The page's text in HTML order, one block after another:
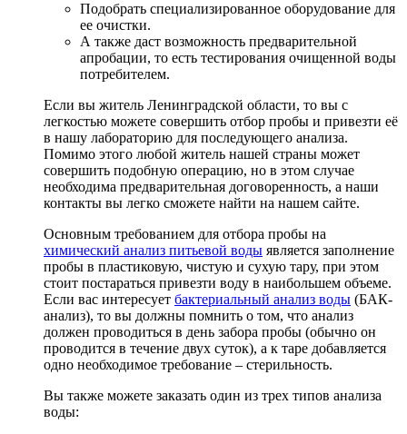
Подобрать специализированное оборудование для
ее очистки.
А также даст возможность предварительной
апробации, то есть тестирования очищенной воды
потребителем.
Если вы житель Ленинградской области, то вы с
легкостью можете совершить отбор пробы и привезти её
в нашу лабораторию для последующего анализа.
Помимо этого любой житель нашей страны может
совершить подобную операцию, но в этом случае
необходима предварительная договоренность, а наши
контакты вы легко сможете найти на нашем сайте.
Основным требованием для отбора пробы на
химический анализ питьевой воды является заполнение
пробы в пластиковую, чистую и сухую тару, при этом
стоит постараться привезти воду в наибольшем объеме.
Если вас интересует бактериальный анализ воды (БАК-
анализ), то вы должны помнить о том, что анализ
должен проводиться в день забора пробы (обычно он
проводится в течение двух суток), а к таре добавляется
одно необходимое требование – стерильность.
Вы также можете заказать один из трех типов анализа
воды: